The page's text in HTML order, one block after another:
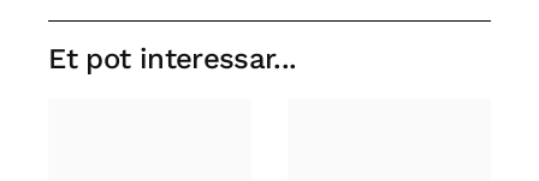
Et pot interessar...